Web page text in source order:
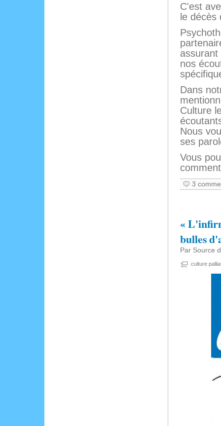
C'est
le décès
nos
Dans
Culture
Nous
ses
Vous
3
«
bulles
Par Source
culture